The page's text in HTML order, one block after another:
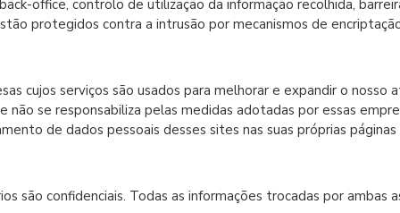
office, controlo de utilização da informação recolhida,
protegidos contra a intrusão por mecanismos de
cujos serviços são usados para melhorar e expandir o
se responsabiliza pelas medidas adotadas por essas
de dados pessoais desses sites nas suas próprias
são confidenciais. Todas as informações trocadas por